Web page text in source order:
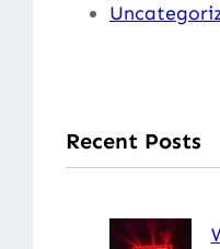
Recent Posts